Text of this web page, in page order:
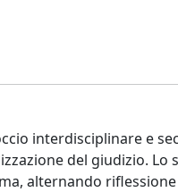
interdisciplinare e
del giudizio. Lo
alternando